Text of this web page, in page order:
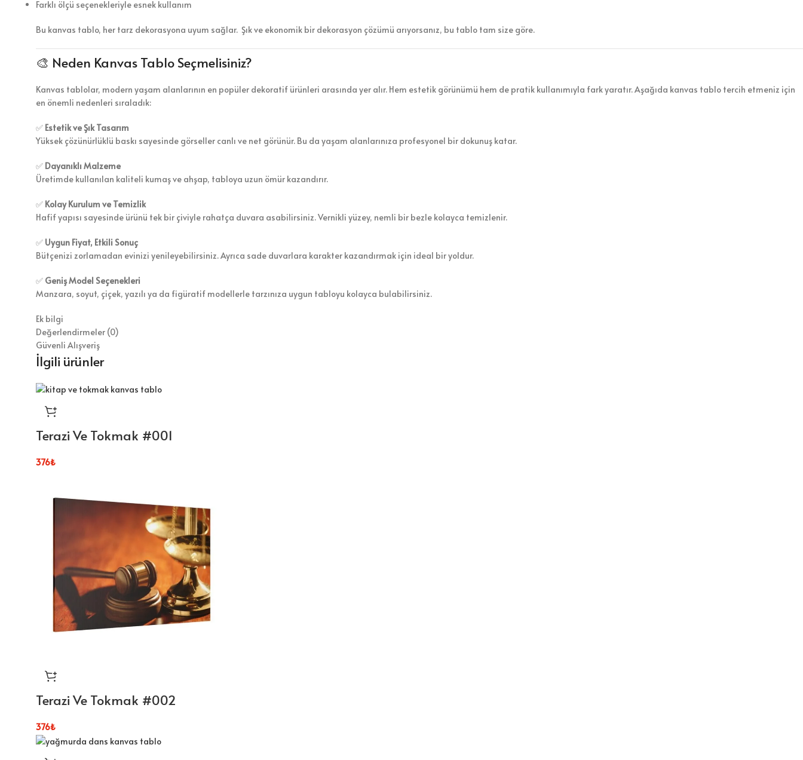
Farklı ölçü seçenekleriyle esnek kullanım
Bu kanvas tablo, her tarz dekorasyona uyum sağlar. Şık ve ekonomik bir dekorasyon çözümü arıyorsanız, bu tablo tam size göre.
🎨 Neden Kanvas Tablo Seçmelisiniz?
Kanvas tablolar, modern yaşam alanlarının en popüler dekoratif ürünleri arasında yer alır. Hem estetik görünümü hem de pratik kullanımıyla fark yaratır. Aşağıda kanvas tablo tercih etmeniz için
en önemli nedenleri sıraladık:
✅ Estetik ve Şık Tasarım
Yüksek çözünürlüklü baskı sayesinde görseller canlı ve net görünür. Bu da yaşam alanlarınıza profesyonel bir dokunuş katar.
✅ Dayanıklı Malzeme
Üretimde kullanılan kaliteli kumaş ve ahşap, tabloya uzun ömür kazandırır.
✅ Kolay Kurulum ve Temizlik
Hafif yapısı sayesinde ürünü tek bir çiviyle rahatça duvara asabilirsiniz. Vernikli yüzey, nemli bir bezle kolayca temizlenir.
✅ Uygun Fiyat, Etkili Sonuç
Bütçenizi zorlamadan evinizi yenileyebilirsiniz. Ayrıca sade duvarlara karakter kazandırmak için ideal bir yoldur.
✅ Geniş Model Seçenekleri
Manzara, soyut, çiçek, yazılı ya da figüratif modellerle tarzınıza uygun tabloyu kolayca bulabilirsiniz.
Ek bilgi
Değerlendirmeler (0)
Güvenli Alışveriş
İlgili ürünler
Terazi Ve Tokmak #001
376₺
Terazi Ve Tokmak #002
376₺